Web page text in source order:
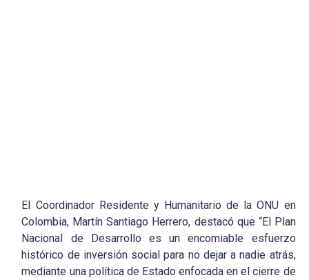
El Coordinador Residente y Humanitario de la ONU en
Colombia, Martín Santiago Herrero, destacó que “El Plan
Nacional de Desarrollo es un encomiable esfuerzo
histórico de inversión social para no dejar a nadie atrás,
mediante una política de Estado enfocada en el cierre de